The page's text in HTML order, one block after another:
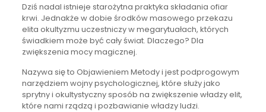
Dziś nadal istnieje starożytna praktyka składania ofiar
krwi. Jednakże w dobie środków masowego przekazu
elita okultyzmu uczestniczy w megarytuałach, których
świadkiem może być cały świat. Dlaczego? Dla
zwiększenia mocy magicznej.
Nazywa się to Objawieniem Metody i jest podprogowym
narzędziem wojny psychologicznej, które służy jako
sprytny i okultystyczny sposób na zwiększenie władzy elit,
które nami rządzą i pozbawianie władzy ludzi.